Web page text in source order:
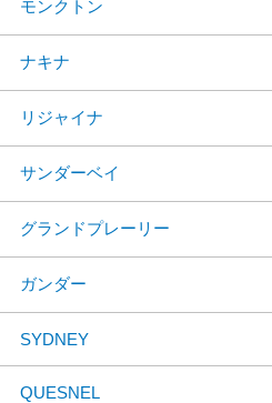
モンクトン
ナキナ
リジャイナ
サンダーベイ
グランドプレーリー
ガンダー
SYDNEY
QUESNEL